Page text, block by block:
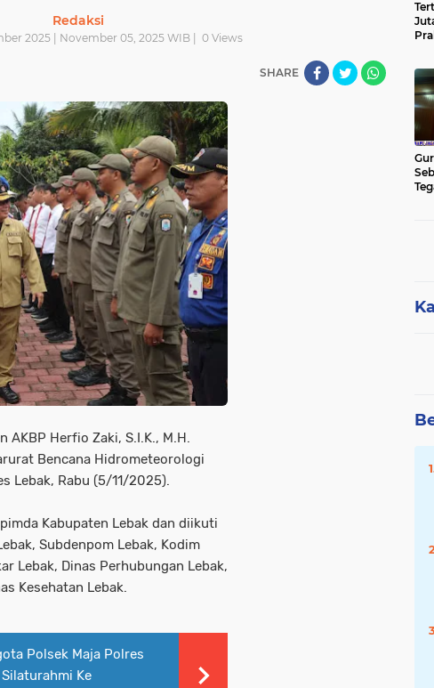
Redaksi
2025 | November 05, 2025 WIB | 0Views
SHARE
AKBP Herfio Zaki, S.I.K., M.H.
Bencana Hidrometeorologi
Lebak, Rabu (5/11/2025).
Kabupaten Lebak dan diikuti
Subdenpom Lebak, Kodim
Lebak, Dinas Perhubungan Lebak,
Kesehatan Lebak.
Polsek Maja Polres
Ke